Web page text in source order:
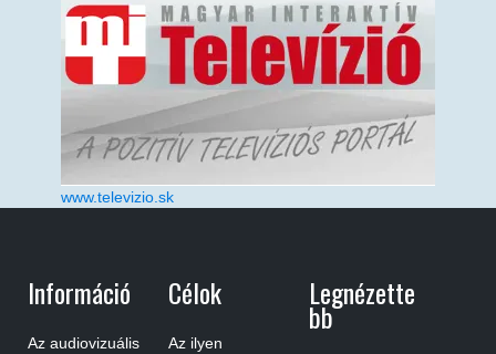
www.televizio.sk
Információ
Az audiovizuális
Célok
Az ilyen
Legnézette
Bb